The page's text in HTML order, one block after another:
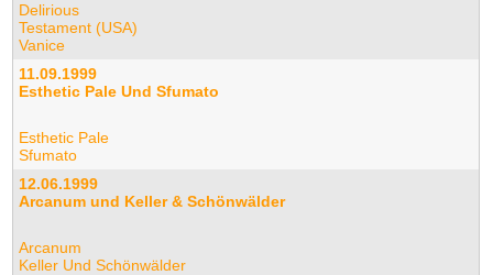
Delirious
Testament (USA)
Vanice
11.09.1999
Esthetic Pale Und Sfumato
Esthetic Pale
Sfumato
12.06.1999
Arcanum und Keller & Schönwälder
Arcanum
Keller Und Schönwälder